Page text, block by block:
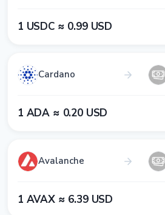
1​ USDC ≈ 0​.9​9​ USD
Cardano
1​ ADA ≈ 0​.2​0​ USD
Avalanche
1​ AVAX ≈ 6​.3​9​ USD